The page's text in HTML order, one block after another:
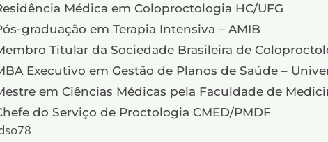
Médica em Coloproctologia HC/UFG
graduação em Terapia Intensiva – AMIB
Titular da Sociedade Brasileira de
Executivo em Gestão de Planos de Saúde –
em Ciências Médicas pela Faculdade de
do Serviço de Proctologia CMED/PMDF